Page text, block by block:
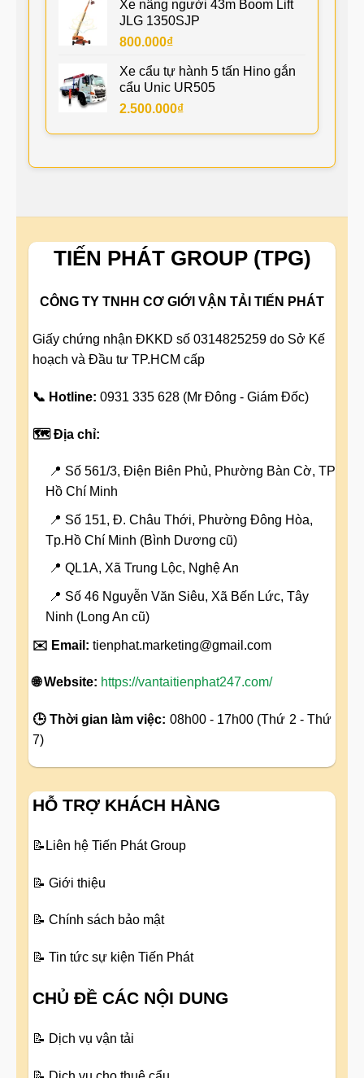
Xe nâng người 43m Boom Lift
JLG 1350SJP
800.000₫
Xe cẩu tự hành 5 tấn Hino gắn
cẩu Unic UR505
2.500.000₫
TIẾN PHÁT GROUP (TPG)
CÔNG TY TNHH CƠ GIỚI VẬN TẢI TIẾN PHÁT
Giấy chứng nhận ĐKKD số 0314825259 do Sở Kế
hoạch và Đầu tư TP.HCM cấp
📞 Hotline: 0931 335 628 (Mr Đông - Giám Đốc)
🗺️ Địa chỉ:
📍 Số 561/3, Điện Biên Phủ, Phường Bàn Cờ, TP
Hồ Chí Minh
📍 Số 151, Đ. Châu Thới, Phường Đông Hòa,
Tp.Hồ Chí Minh (Bình Dương cũ)
📍 QL1A, Xã Trung Lộc, Nghệ An
📍 Số 46 Nguyễn Văn Siêu, Xã Bến Lức, Tây
Ninh (Long An cũ)
✉️ Email: tienphat.marketing@gmail.com
🌐 Website: https://vantaitienphat247.com/
🕒 Thời gian làm việc: 08h00 - 17h00 (Thứ 2 - Thứ
7)
HỖ TRỢ KHÁCH HÀNG
📝 Liên hệ Tiến Phát Group
📝 Giới thiệu
📝 Chính sách bảo mật
📝 Tin tức sự kiện Tiến Phát
CHỦ ĐỀ CÁC NỘI DUNG
📝 Dịch vụ vận tải